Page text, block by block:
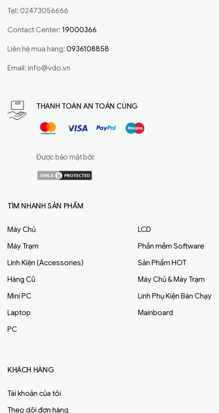
Tel: 02473056666
Contact Center: 19000366
Liên hệ mua hàng: 0936108858
Email: info@vdo.vn
THANH TOÁN AN TOÀN CÙNG
Được bảo mật bởi:
TÌM NHANH SẢN PHẨM
Máy Chủ
Máy Trạm
Linh Kiện (Accessories)
Hàng Cũ
Mini PC
Laptop
PC
LCD
Phần mềm Software
Sản Phẩm HOT
Máy Chủ & Máy Trạm
Linh Phụ Kiện Bán Chạy
Mainboard
KHÁCH HÀNG
Tài khoản của tôi
Theo dõi đơn hàng